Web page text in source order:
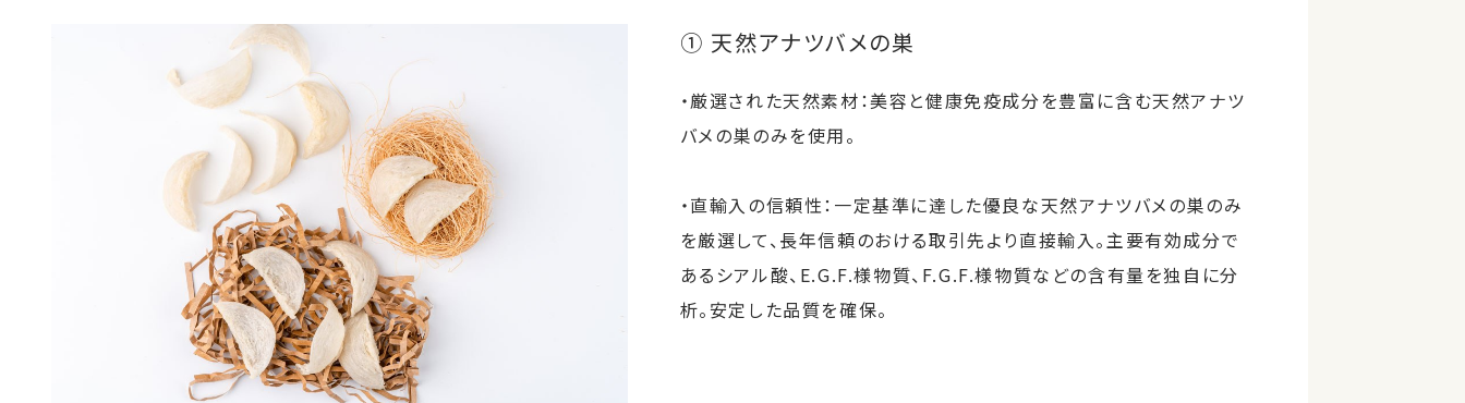
① 天然アナツバメの巣
・厳選された天然素材：美容と健康免疫成分を豊富に含む天然アナツ
バメの巣のみを使用。
・直輸入の信頼性：一定基準に達した優良な天然アナツバメの巣のみ
を厳選して、長年信頼のおける取引先より直接輸入。主要有効成分で
あるシアル酸、E.G.F.様物質、F.G.F.様物質などの含有量を独自に分
析。安定した品質を確保。